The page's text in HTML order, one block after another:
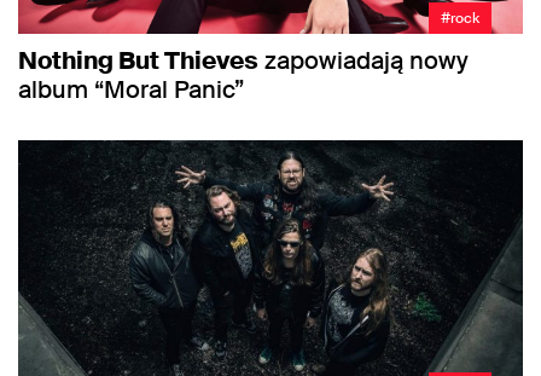
#rock
Nothing But Thieves zapowiadają nowy
album “Moral Panic”